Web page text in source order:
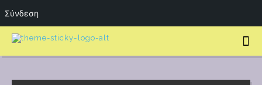
Σύνδεση